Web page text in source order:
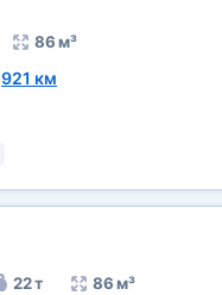
86 м³
921 км
22 т 86 м³